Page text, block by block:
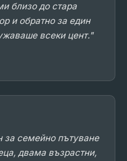
близо до стара
и обратно за един
всеки цент."
семейно пътуване
двама възрастни,